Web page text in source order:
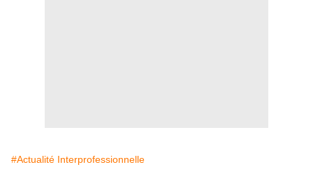
#Actualité Interprofessionnelle